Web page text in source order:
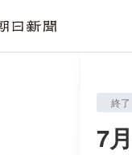
終了
7